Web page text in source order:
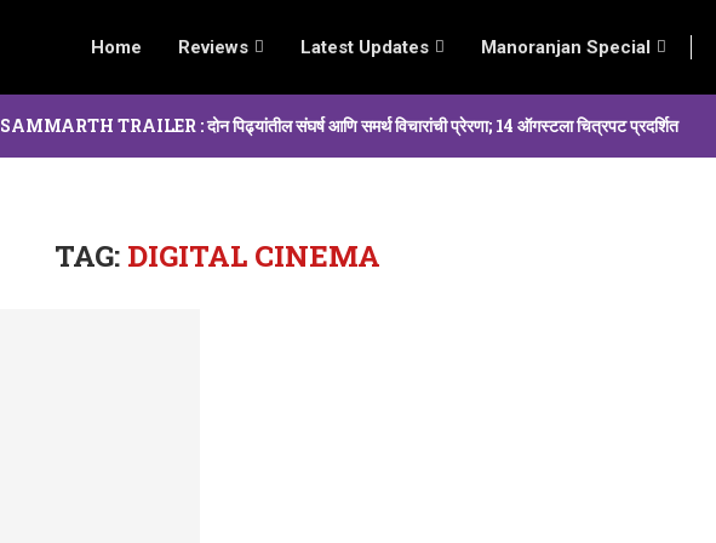
Home Reviews Latest Updates Manoranjan Special
SAMMARTH TRAILER : दोन पिढ्यांतील संघर्ष आणि समर्थ विचारांची प्रेरणा; 14 ऑगस्टला चित्रपट प्रदर्शित
TAG: DIGITAL CINEMA